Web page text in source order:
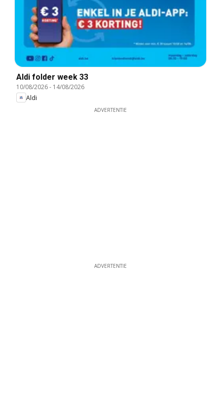
Aldi folder week 33
10/08/2026- 14/08/2026
Aldi
ADVERTENTIE
ADVERTENTIE